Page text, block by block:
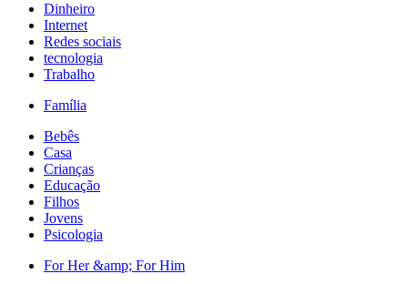
Dinheiro
Internet
Redes sociais
tecnologia
Trabalho
Família
Bebês
Casa
Crianças
Educação
Filhos
Jovens
Psicologia
For Her &amp; For Him